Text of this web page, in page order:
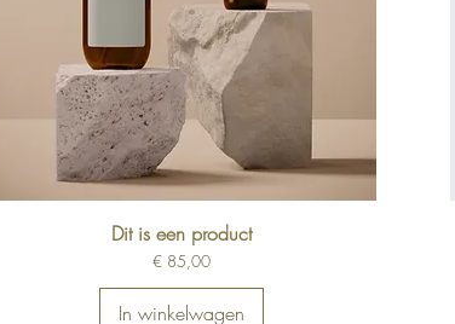
Dit is een product
Prijs
€ 85,00
In winkelwagen